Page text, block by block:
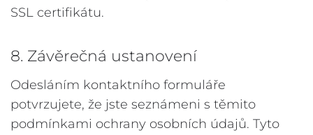
SSL certifikátu.
8. Závěrečná ustanovení
Odesláním kontaktního formuláře
potvrzujete, že jste seznámeni s těmito
podmínkami ochrany osobních údajů. Tyto